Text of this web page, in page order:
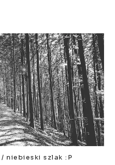
niebieski szlak :P